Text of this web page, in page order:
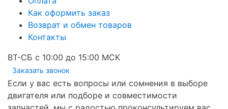
Как оформить заказ
Возврат и обмен товаров
Контакты
ВТ-СБ с 10:00 до 15:00 МСК
Заказать звонок
Если у вас есть вопросы или сомнения в выборе
двигателя или подборе и совместимости